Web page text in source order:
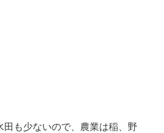
いので、農業は稲、野